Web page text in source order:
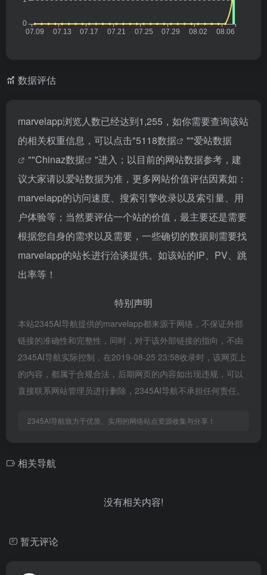
数据评估
marvelapp浏览人数已经达到1,255，如你需要查询该站
的相关权重信息，可以点击"5118数据 ""爱站数据
""Chinaz数据
"进入；以目前的网站数据参考，建
议大家请以爱站数据为准，更多网站价值评估因素如：
marvelapp的访问速度、搜索引擎收录以及索引量、用
户体验等；当然要评估一个站的价值，最主要还是需要
根据您自身的需求以及需要，一些确切的数据则需要找
marvelapp的站长进行洽谈提供。如该站的IP、PV、跳
出率等！
特别声明
本站2345AI导航提供的marvelapp都来源于网络，不保证外部
链接的准确性和完整性，同时，对于该外部链接的指向，不由
2345AI导航实际控制，在2019-08-25 23:58收录时，该网页上
的内容，都属于合规合法，后期网页的内容如出现违规，可以
直接联系网站管理员进行删除，2345AI导航不承担任何责任。
2345AI导航致力于优质、实用的网络站点资源收集与分享！
相关导航
没有相关内容!
暂无评论